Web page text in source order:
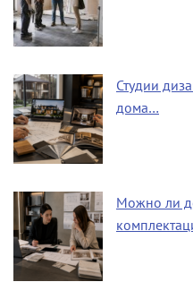
Студии
дома…
Можно ли